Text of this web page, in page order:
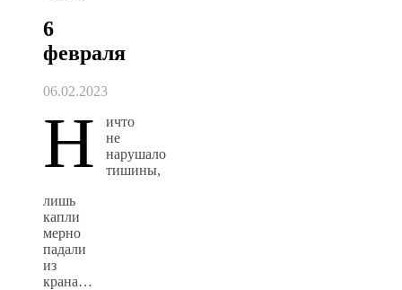
6
февраля
06.02.2023
Н
ичто
не
нарушало
тишины,
лишь
капли
мерно
падали
из
крана…